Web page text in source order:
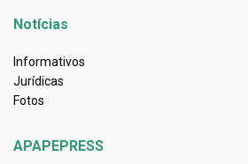
Notícias
Informativos
Jurídicas
Fotos
APAPEPRESS